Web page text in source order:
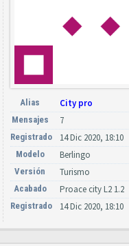
Alias City pro
Mensajes 7
Registrado 14 Dic 2020, 18:10
Modelo Berlingo
Versión Turismo
Acabado Proace city L2 1.2
Registrado 14 Dic 2020, 18:10